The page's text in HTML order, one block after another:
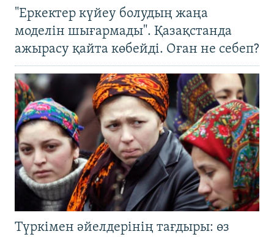
"Еркектер күйеу болудың жаңа
моделін шығармады". Қазақстанда
ажырасу қайта көбейді. Оған не себеп?
Түркімен әйелдерінің тағдыры: өз